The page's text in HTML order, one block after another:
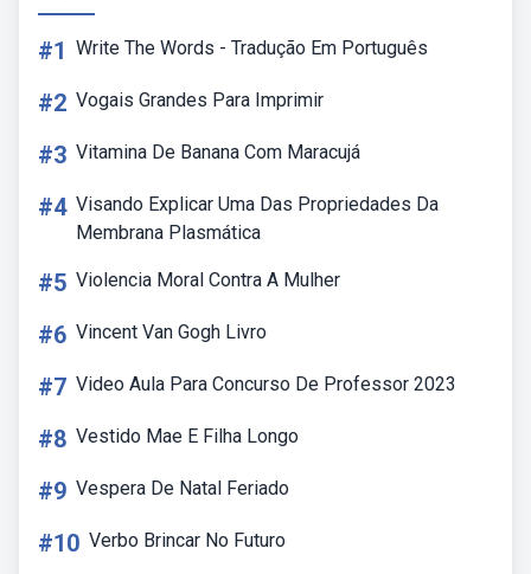
#1 Write The Words - Tradução Em Português
#2 Vogais Grandes Para Imprimir
#3 Vitamina De Banana Com Maracujá
#4 Visando Explicar Uma Das Propriedades Da
Membrana Plasmática
#5 Violencia Moral Contra A Mulher
#6 Vincent Van Gogh Livro
#7 Video Aula Para Concurso De Professor 2023
#8 Vestido Mae E Filha Longo
#9 Vespera De Natal Feriado
#10 Verbo Brincar No Futuro